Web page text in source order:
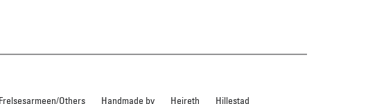
Frelsesarmeen/Others Handmade by Heireth Hillestad